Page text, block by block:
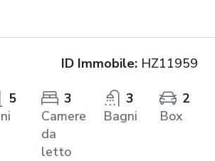
ID Immobile: HZ11959
5
3
Camere
da
letto
3
Bagni
2
Box